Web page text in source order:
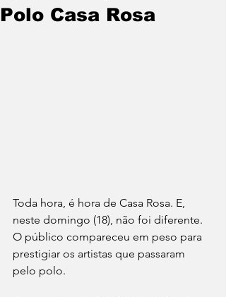
Polo Casa Rosa
Toda hora, é hora de Casa Rosa. E,
neste domingo (18), não foi diferente.
O público compareceu em peso para
prestigiar os artistas que passaram
pelo polo.